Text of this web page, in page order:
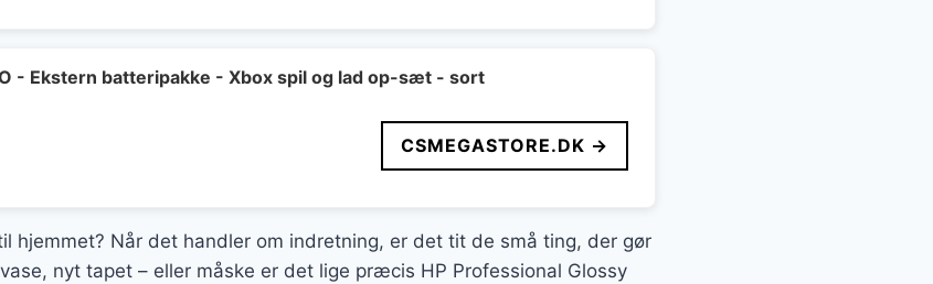
- Ekstern batteripakke - Xbox spil og lad op-sæt - sort
CSMEGASTORE.DK →
hjemmet? Når det handler om indretning, er det tit de små ting, der gør
nyt tapet – eller måske er det lige præcis HP Professional Glossy